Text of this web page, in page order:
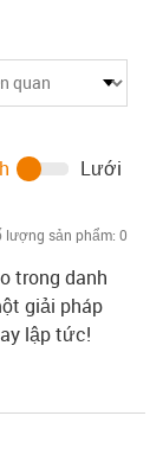
lượng sản phẩm: 0
Lưới
trong danh
giải pháp
lập tức!